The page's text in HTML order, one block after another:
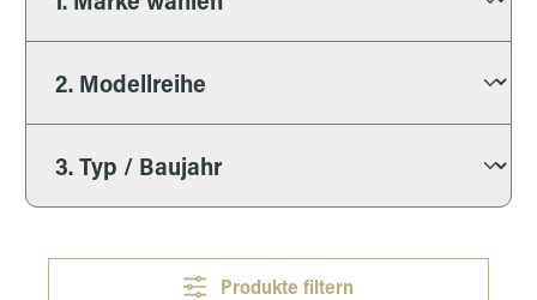
Produkte filtern